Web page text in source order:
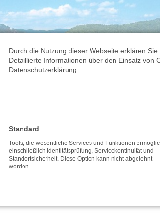
Durch die Nutzung dieser Webseite erklären
Detaillierte Informationen über den Einsatz von
Datenschutzerklärung.
Standard
Tools, die wesentliche Services und Funktionen
einschließlich Identitätsprüfung, Servicekontinuität und
Standortsicherheit. Diese Option kann nicht abgelehnt
werden.